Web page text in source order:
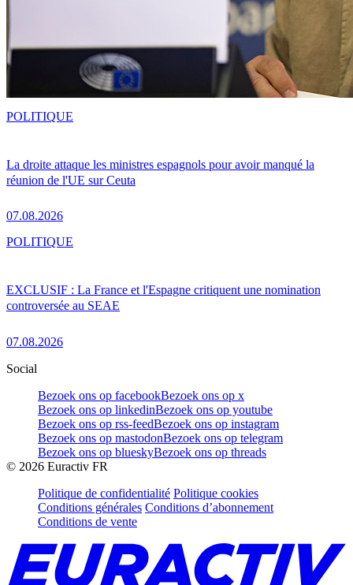
La droite attaque les ministres espagnols pour avoir manqué la
réunion de l'UE sur Ceuta
07.08.2026
POLITIQUE
EXCLUSIF : La France et l'Espagne critiquent une nomination
controversée au SEAE
07.08.2026
POLITIQUE
Social
Bezoek ons op facebookBezoek ons op x
Bezoek ons op linkedinBezoek ons op youtube
Bezoek ons op rss-feedBezoek ons op instagram
Bezoek ons op mastodonBezoek ons op telegram
Bezoek ons op blueskyBezoek ons op threads
© 2026 Euractiv FR
Politique de confidentialité Politique cookies
Conditions générales Conditions d’abonnement
Conditions de vente